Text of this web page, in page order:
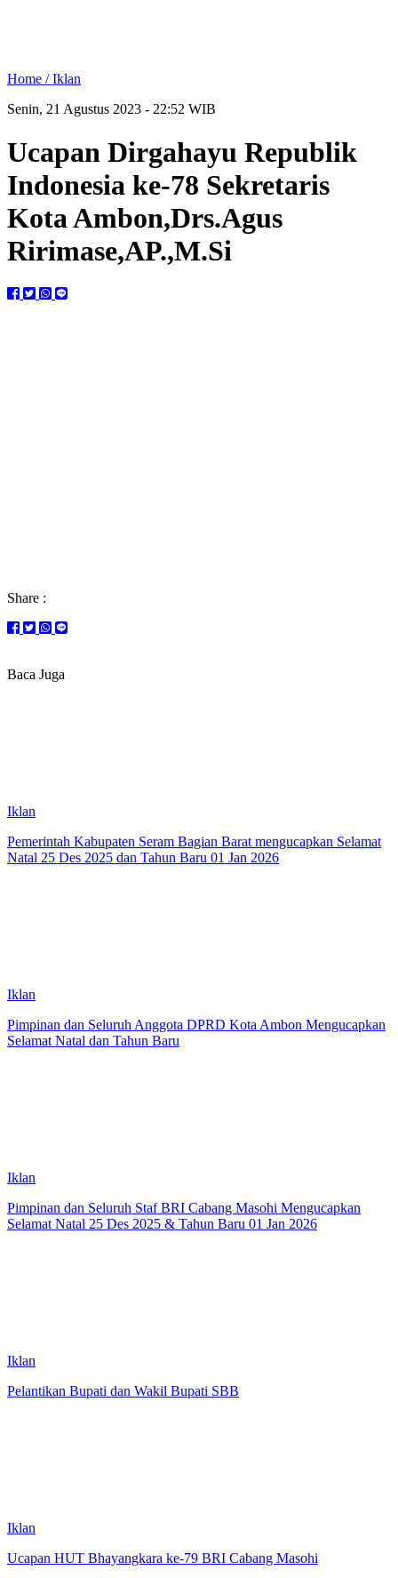
Home /Iklan
Senin, 21 Agustus 2023 - 22:52 WIB
Ucapan Dirgahayu Republik
Indonesia ke-78 Sekretaris
Kota Ambon,Drs.Agus
Ririmase,AP.,M.Si
Share :
Baca Juga
Iklan
Pemerintah Kabupaten Seram Bagian Barat mengucapkan Selamat
Natal 25 Des 2025 dan Tahun Baru 01 Jan 2026
Iklan
Pimpinan dan Seluruh Anggota DPRD Kota Ambon Mengucapkan
Selamat Natal dan Tahun Baru
Iklan
Pimpinan dan Seluruh Staf BRI Cabang Masohi Mengucapkan
Selamat Natal 25 Des 2025 & Tahun Baru 01 Jan 2026
Iklan
Pelantikan Bupati dan Wakil Bupati SBB
Iklan
Ucapan HUT Bhayangkara ke-79 BRI Cabang Masohi